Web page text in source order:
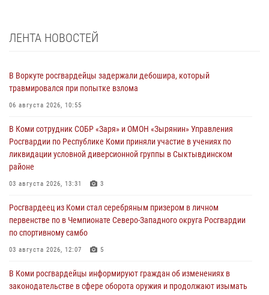
ЛЕНТА НОВОСТЕЙ
В Воркуте росгвардейцы задержали дебошира, который
травмировался при попытке взлома
06 августа 2026, 10:55
В Коми сотрудник СОБР «Заря» и ОМОН «Зырянин» Управления
Росгвардии по Республике Коми приняли участие в учениях по
ликвидации условной диверсионной группы в Сыктывдинском
районе
03 августа 2026, 13:31 3
Росгвардеец из Коми стал серебряным призером в личном
первенстве по в Чемпионате Северо-Западного округа Росгвардии
по спортивному самбо
03 августа 2026, 12:07 5
В Коми росгвардейцы информируют граждан об изменениях в
законодательстве в сфере оборота оружия и продолжают изымать